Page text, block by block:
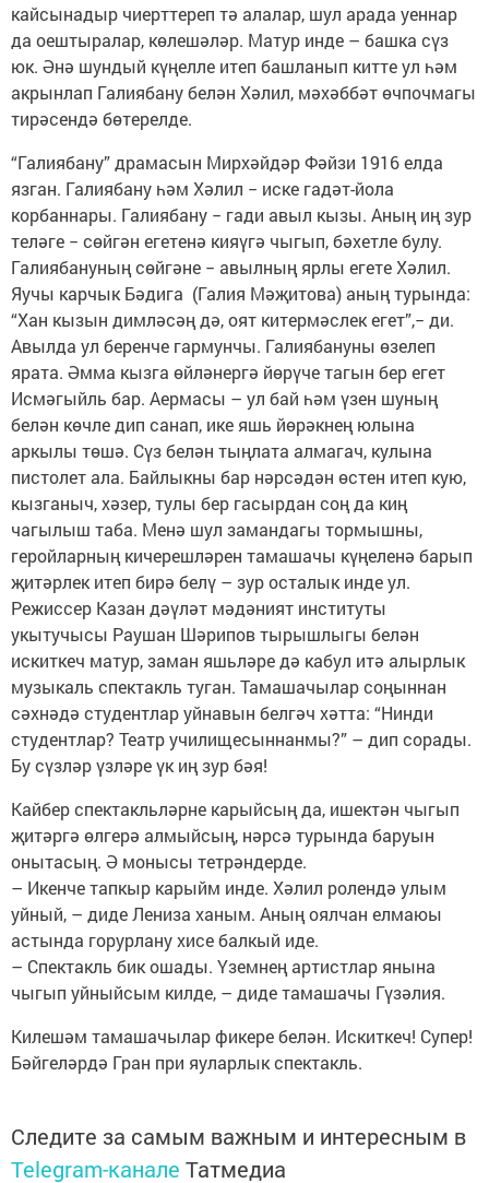
кайсынадыр чиерттереп тә алалар, шул арада уеннар
да оештыралар, көлешәләр. Матур инде – башка сүз
юк. Әнә шундый күңелле итеп башланып китте ул һәм
акрынлап Галиябану белән Хәлил, мәхәббәт өчпочмагы
тирәсендә бөтерелде.
“Галиябану” драмасын Мирхәйдәр Фәйзи 1916 елда
язган. Галиябану һәм Хәлил − иске гадәт-йола
корбаннары. Галиябану − гади авыл кызы. Аның иң зур
теләге − сөйгән егетенә кияүгә чыгып, бәхетле булу.
Галиябануның сөйгәне − авылның ярлы егете Хәлил.
Яучы карчык Бәдига (Галия Мәҗитова) аның турында:
“Хан кызын димләсәң дә, оят китермәслек егет”,− ди.
Авылда ул беренче гармунчы. Галиябануны өзелеп
ярата. Әмма кызга өйләнергә йөрүче тагын бер егет
Исмәгыйль бар. Аермасы – ул бай һәм үзен шуның
белән көчле дип санап, ике яшь йөрәкнең юлына
аркылы төшә. Сүз белән тыңлата алмагач, кулына
пистолет ала. Байлыкны бар нәрсәдән өстен итеп кую,
кызганыч, хәзер, тулы бер гасырдан соң да киң
чагылыш таба. Менә шул замандагы тормышны,
геройларның кичерешләрен тамашачы күңеленә барып
җитәрлек итеп бирә белү – зур осталык инде ул.
Режиссер Казан дәүләт мәдәният институты
укытучысы Раушан Шәрипов тырышлыгы белән
искиткеч матур, заман яшьләре дә кабул итә алырлык
музыкаль спектакль туган. Тамашачылар соңыннан
сәхнәдә студентлар уйнавын белгәч хәтта: “Нинди
студентлар? Театр училищесыннанмы?” – дип сорады.
Бу сүзләр үзләре үк иң зур бәя!
Кайбер спектакльләрне карыйсың да, ишектән чыгып
җитәргә өлгерә алмыйсың, нәрсә турында баруын
онытасың. Ә монысы тетрәндерде.
– Икенче тапкыр карыйм инде. Хәлил ролендә улым
уйный, – диде Лениза ханым. Аның оялчан елмаюы
астында горурлану хисе балкый иде.
– Спектакль бик ошады. Үземнең артистлар янына
чыгып уйныйсым килде, – диде тамашачы Гүзәлия.
Килешәм тамашачылар фикере белән. Искиткеч! Супер!
Бәйгеләрдә Гран при яуларлык спектакль.
Следите за самым важным и интересным в
Telegram-канале Татмедиа